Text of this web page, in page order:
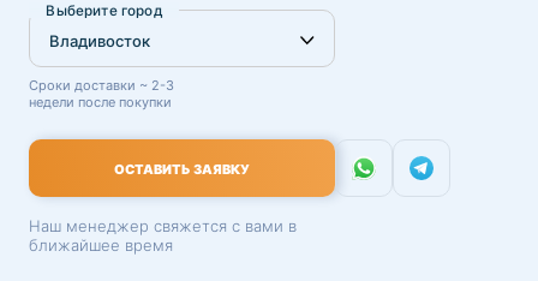
Выберите город
Сроки доставки ~ 2-3
недели после покупки
ОСТАВИТЬ ЗАЯВКУ
Наш менеджер свяжется с вами в
ближайшее время